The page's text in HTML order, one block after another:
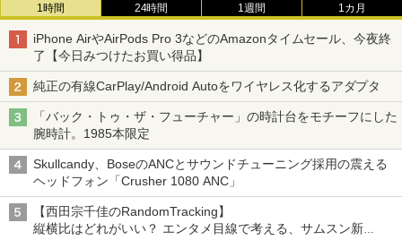
1時間 24時間 1週間 1カ月
iPhone AirやAirPods Pro 3などのAmazonタイムセール、今夜終
了【今日みつけたお買い得品】
純正の有線CarPlay/Android Autoをワイヤレス化するアダプタ
「バック・トゥ・ザ・フューチャー」の時計台をモチーフにした
腕時計。1985本限定
Skullcandy、BoseのANCとサウンドチューニング採用の震える
ヘッドフォン「Crusher 1080 ANC」
【西田宗千佳のRandomTracking】
縦横比はどれがいい？ エンタメ目線で考える、サムスン新